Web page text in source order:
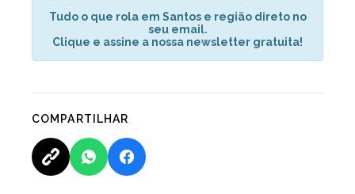
Tudo o que rola em Santos e região direto no
seu email.
Clique e assine a nossa newsletter gratuita!
COMPARTILHAR